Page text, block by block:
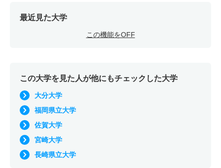
最近見た大学
この機能をOFF
この大学を見た人が他にもチェックした大学
大分大学
福岡県立大学
佐賀大学
宮崎大学
長崎県立大学